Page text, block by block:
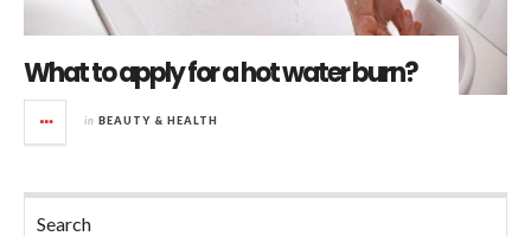
What to apply for a hot water burn?
in BEAUTY & HEALTH
Search